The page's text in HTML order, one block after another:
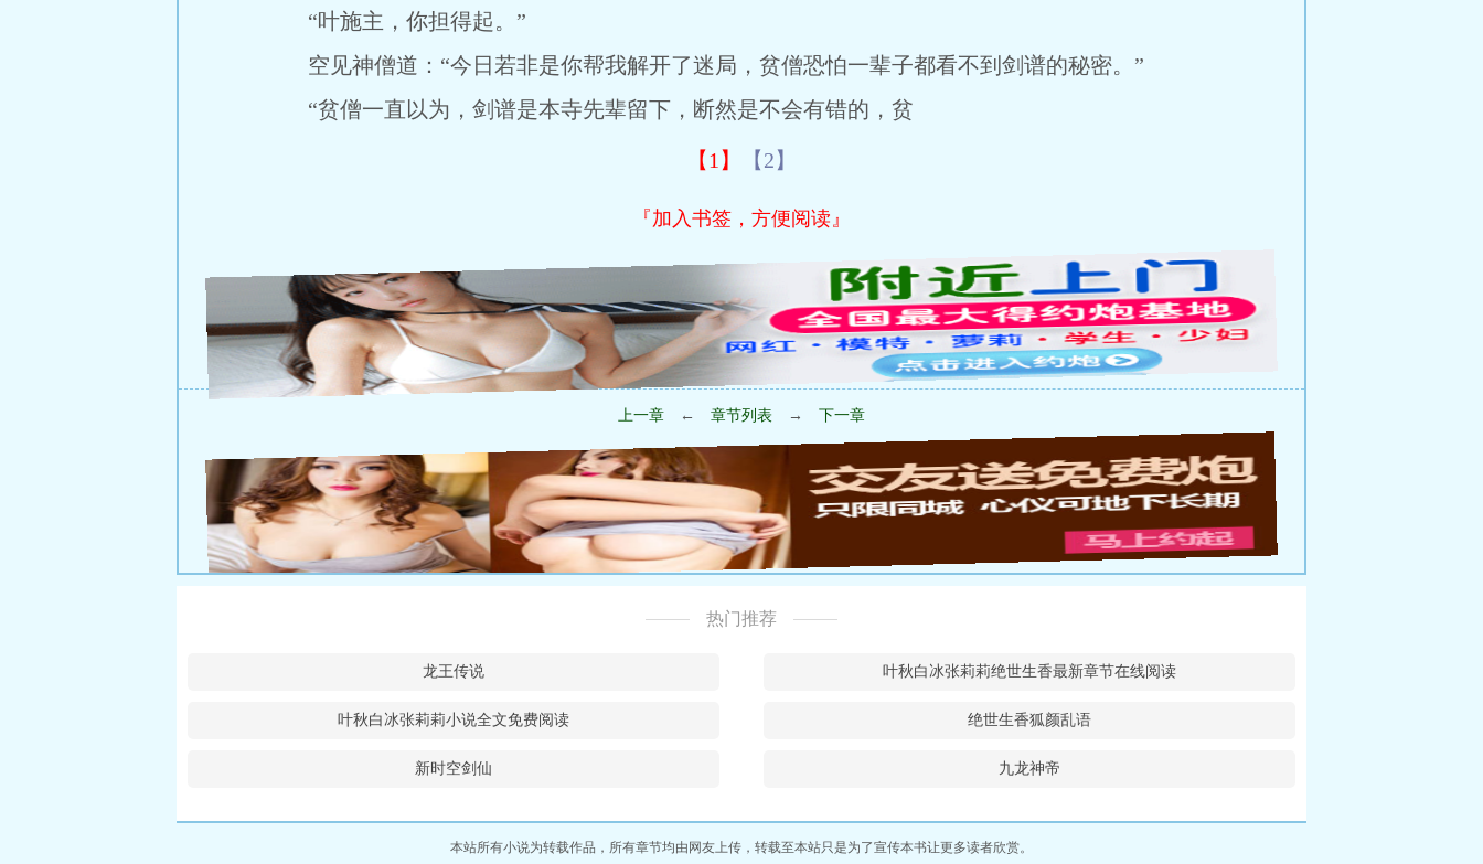
“叶施主，你担得起。”
空见神僧道：“今日若非是你帮我解开了迷局，贫僧恐怕一辈子都看不到剑谱的秘密。”
“贫僧一直以为，剑谱是本寺先辈留下，断然是不会有错的，贫
【1】 【2】
『加入书签，方便阅读』
上一章 ← 章节列表 → 下一章
热门推荐
龙王传说 叶秋白冰张莉莉绝世生香最新章节在线阅读
叶秋白冰张莉莉小说全文免费阅读 绝世生香狐颜乱语
新时空剑仙 九龙神帝
本站所有小说为转载作品，所有章节均由网友上传，转载至本站只是为了宣传本书让更多读者欣赏。